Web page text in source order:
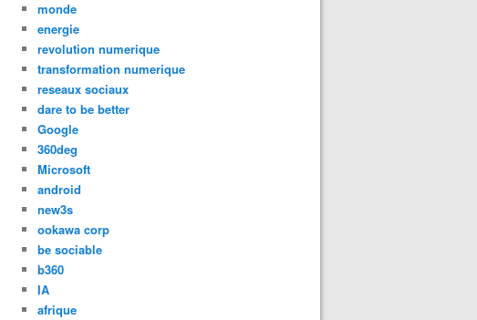
monde
energie
revolution numerique
transformation numerique
reseaux sociaux
dare to be better
Google
360deg
Microsoft
android
new3s
ookawa corp
be sociable
b360
IA
afrique